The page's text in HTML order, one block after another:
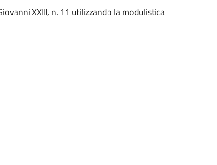
XXIII, n. 11 utilizzando la modulistica